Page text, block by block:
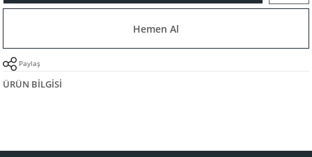
Hemen Al
Paylaş
ÜRÜN BILGISI